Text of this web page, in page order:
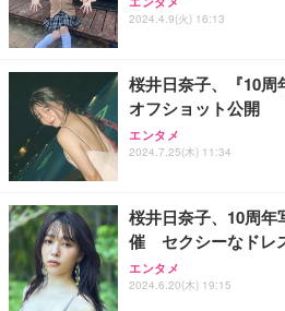
ク EC-AC12465BK
2024.4.9(火) 16:13
桜井日奈子、『10周
オフショット公開
エンタメ
2024.7.25(木) 11:34
桜井日奈子、10周
催 セクシーなドレ
エンタメ
2024.6.20(木) 19:15